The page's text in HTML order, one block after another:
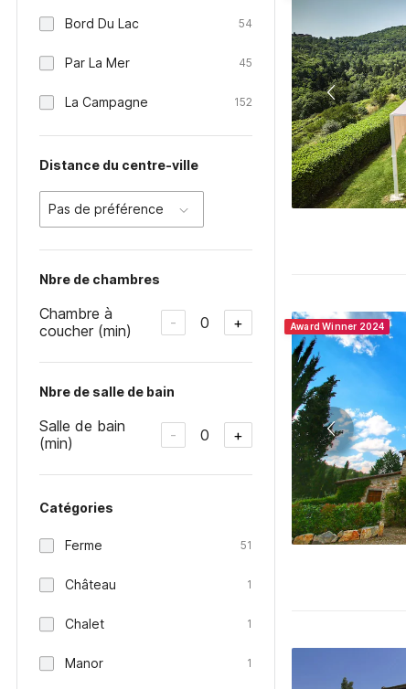
Bord Du Lac 54
Par La Mer 45
La Campagne 152
Distance du centre-ville
Pas de préférence
Nbre de chambres
Chambre à
coucher (min)
- 0 +
Nbre de salle de bain
Salle de bain
(min)
- 0 +
Catégories
Ferme 51
Château 1
Chalet 1
Manor 1
Award Winner 2024